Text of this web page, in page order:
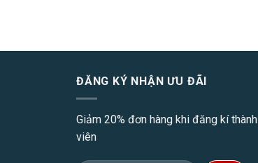
ĐĂNG KÝ NHẬN ƯU ĐÃI
Giảm 20% đơn hàng khi đăng kí thành
viên